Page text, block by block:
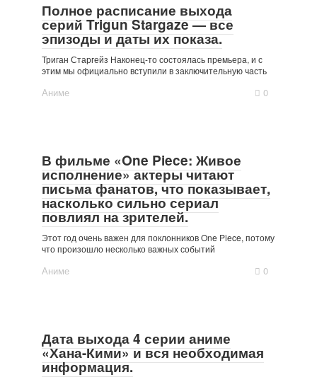
Полное расписание выхода
серий Trigun Stargaze — все
эпизоды и даты их показа.
Триган Старгейз Наконец-то состоялась премьера, и с
этим мы официально вступили в заключительную часть
Аниме 0
В фильме «One Piece: Живое
исполнение» актеры читают
письма фанатов, что показывает,
насколько сильно сериал
повлиял на зрителей.
Этот год очень важен для поклонников One Piece, потому
что произошло несколько важных событий
Аниме 0
Дата выхода 4 серии аниме
«Хана-Кими» и вся необходимая
информация.